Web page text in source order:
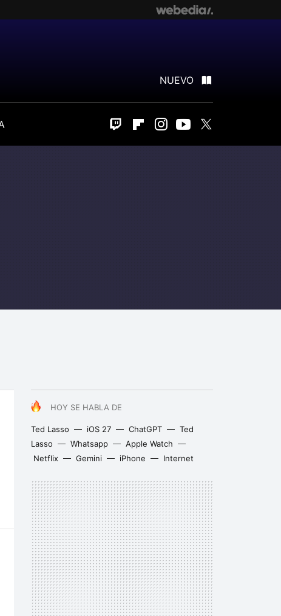
NUEVO
Twitch FlipboardInstagram
Youtube
HOY SE HABLA DE
Ted Lasso iOS 27 ChatGPT
Ted
Lasso
Whatsapp
Apple Watch
Netflix
Gemini iPhone Internet